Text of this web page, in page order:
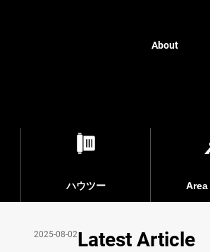
About
ハウツー Area
2025-08-02Latest Article